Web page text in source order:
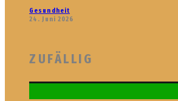
Gesundheit
24. Juni 2026
ZUFÄLLIG